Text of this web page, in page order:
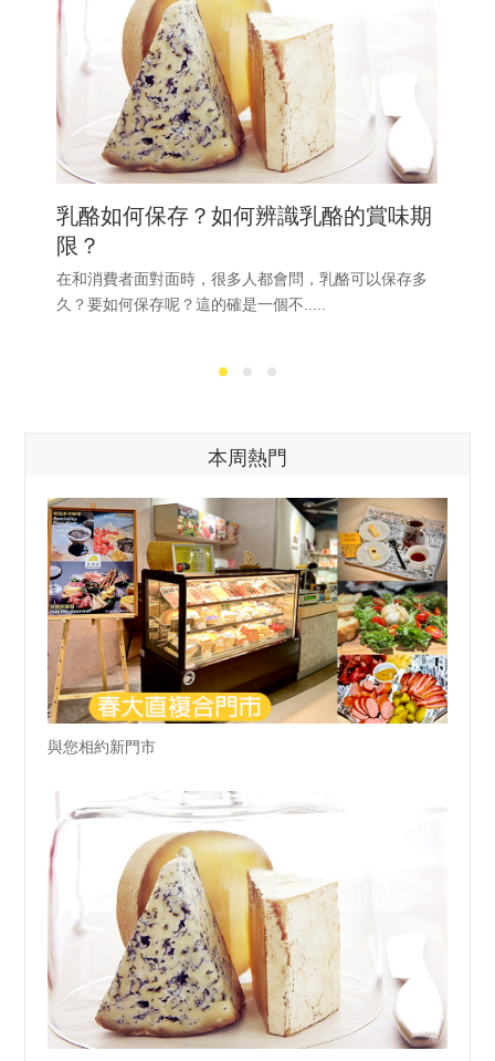
乳酪如何保存？如何辨識乳酪的賞味期
限？
在和消費者面對面時，很多人都會問，乳酪可以保存多
久？要如何保存呢？這的確是一個不.....
本周熱門
與您相約新門市